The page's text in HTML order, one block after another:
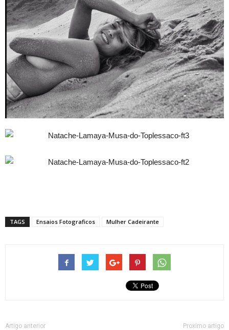
TAGS Ensaios Fotograficos Mulher Cadeirante
Artigo anterior Proximo artigo